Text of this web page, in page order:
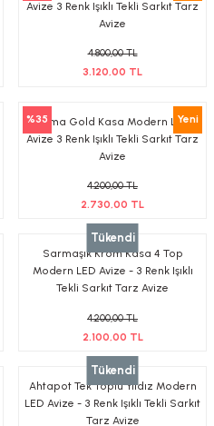
Avize 3 Renk Işıklı Tekli Sarkıt Tarz
Avize
4.800,00 TL
3.120,00 TL
%35 Yeni
Roma Gold Kasa Modern LED
Avize 3 Renk Işıklı Tekli Sarkıt Tarz
Avize
4.200,00 TL
2.730,00 TL
Tükendi
Sarmaşık Krom Kasa 4 Top
Modern LED Avize - 3 Renk Işıklı
Tekli Sarkıt Tarz Avize
4.200,00 TL
2.100,00 TL
Tükendi
Ahtapot Tek Toplu Yıldız Modern
LED Avize - 3 Renk Işıklı Tekli Sarkıt
Tarz Avize